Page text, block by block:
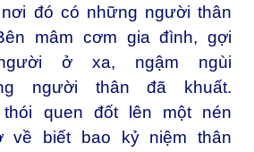
đó có những người thân
mâm cơm gia đình, gợi
ở xa, ngậm ngùi
người thân đã khuất.
quen đốt lên một nén
về biết bao kỷ niệm thân